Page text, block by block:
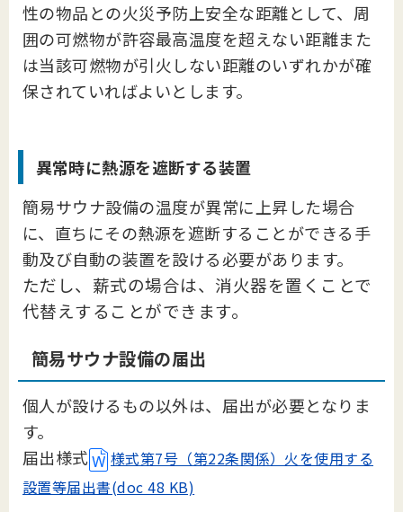
性の物品との火災予防上安全な距離として、周
囲の可燃物が許容最高温度を超えない距離また
は当該可燃物が引火しない距離のいずれかが確
保されていればよいとします。
異常時に熱源を遮断する装置
簡易サウナ設備の温度が異常に上昇した場合
に、直ちにその熱源を遮断することができる手
動及び自動の装置を設ける必要があります。
ただし、薪式の場合は、消火器を置くことで
代替えすることができます。
簡易サウナ設備の届出
個人が設けるもの以外は、届出が必要となりま
す。
届出様式
様式第7号（第22条関係）火を使用する
設置等届出書(doc 48 KB)